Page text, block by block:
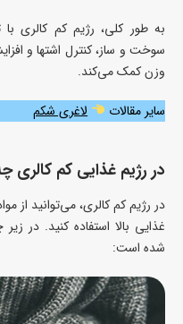
به طور کلی، رژیم کم کالری
سوخت و ساز، کنترل اشتها و
وزن کمک می‌کند.
سایر مقالات
لاغری شکم
در رژیم غذایی کم کالری
در رژیم کم کالری، می‌توانید از
غذایی بالا استفاده کنید. در زیر
شده است: